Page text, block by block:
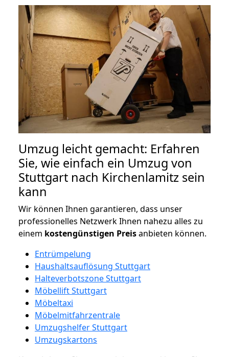
Umzug leicht gemacht: Erfahren
Sie, wie einfach ein Umzug von
Stuttgart nach Kirchenlamitz sein
kann
Wir können Ihnen garantieren, dass unser
professionelles Netzwerk Ihnen nahezu alles zu
einem kostengünstigen Preisanbieten können.
Entrümpelung
Haushaltsauflösung Stuttgart
Halteverbotszone Stuttgart
Möbellift Stuttgart
Möbeltaxi
Möbelmitfahrzentrale
Umzugshelfer Stuttgart
Umzugskartons